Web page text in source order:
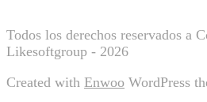
Todos los derechos reservados a
Likesoftgroup - 2026
Created with Enwoo WordPress